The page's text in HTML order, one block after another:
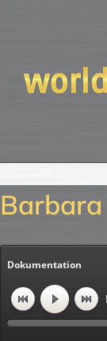
Barbara
Dokumentation